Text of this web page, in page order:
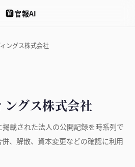
官 官報AI
ングス株式会社
グス株式会社
載された法人の公開記録を時系列で
、解散、資本変更などの確認に利用